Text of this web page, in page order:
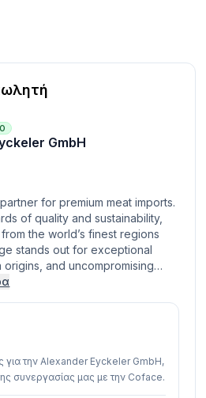
GmbH
for premium meat imports.
of quality and sustainability,
the world’s finest regions
stands out for exceptional
and uncompromising…
για την Alexander Eyckeler GmbH,
συνεργασίας μας με την Coface.